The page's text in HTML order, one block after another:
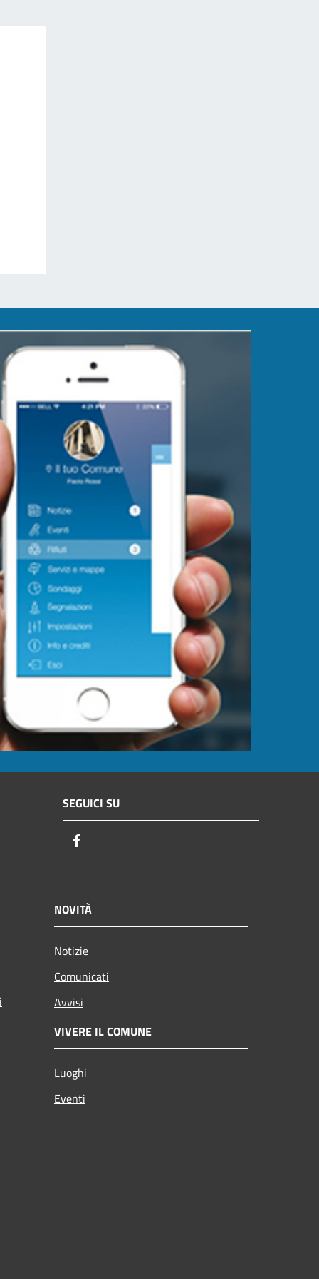
SEGUICI SU
NOVITÀ
Notizie
Comunicati
Avvisi
VIVERE IL COMUNE
Luoghi
Eventi